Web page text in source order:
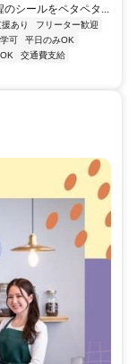
シールをペタペタ...
あり
フリーター歓迎
可
平日のみOK
交通費支給